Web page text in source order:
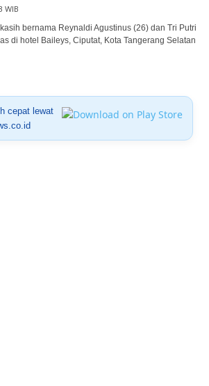
WIB
bernama Reynaldi Agustinus (26) dan Tri Putri
di hotel Baileys, Ciputat, Kota Tangerang Selatan
cepat lewat